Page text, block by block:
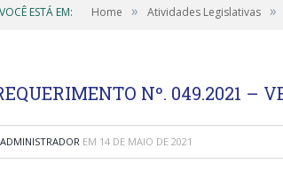
VOCÊ ESTÁ EM: Home » Atividades Legislativas »
Nº. 049.2021 –
ADMINISTRADOR EM 14 DE MAIO DE 2021